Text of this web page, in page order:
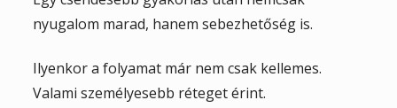
nyugalom marad, hanem sebezhetőség is.
Ilyenkor a folyamat már nem csak kellemes.
Valami személyesebb réteget érint.